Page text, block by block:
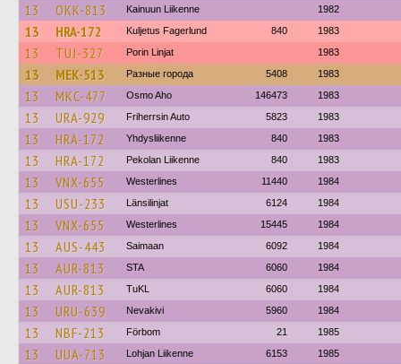
13 OKK-813 Kainuun Liikenne 1982
13 HRA-172 Kuljetus Fagerlund 840 1983
13 TUJ-327 Porin Linjat 1983
13 MEK-513 Разные города 5408 1983
13 MKC-477 Osmo Aho 146473 1983
13 URA-929 Friherrsin Auto 5823 1983
13 HRA-172 Yhdysliikenne 840 1983
13 HRA-172 Pekolan Liikenne 840 1983
13 VNX-655 Westerlines 11440 1984
13 USU-233 Länsilinjat 6124 1984
13 VNX-655 Westerlines 15445 1984
13 AUS-443 Saimaan 6092 1984
13 AUR-813 STA 6060 1984
13 AUR-813 TuKL 6060 1984
13 URU-639 Nevakivi 5960 1984
13 NBF-213 Förbom 21 1985
13 UUA-713 Lohjan Liikenne 6153 1985